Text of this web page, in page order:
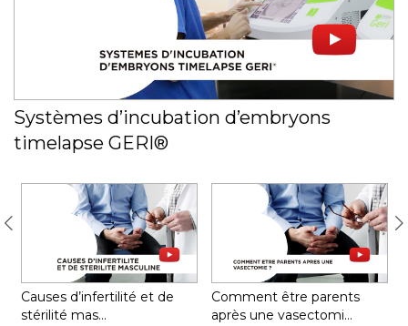
Systèmes d’incubation d’embryons
timelapse GERI®
Causes d’infertilité et de
stérilité mas…
Comment être parents
après une vasectomi…